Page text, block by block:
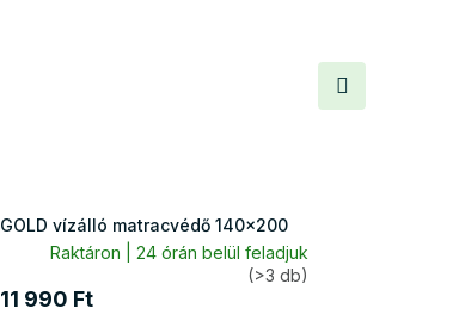
GOLD vízálló matracvédő 140x200
Raktáron | 24 órán belül feladjuk
(>3 db)
11 990 Ft